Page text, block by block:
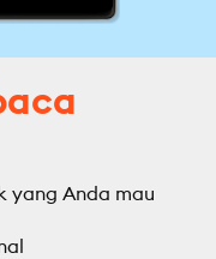
yang Anda mau